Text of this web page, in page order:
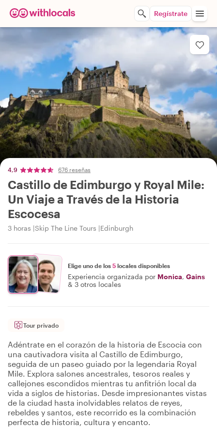
Regístrate
4,9 676 reseñas
Castillo de Edimburgo y Royal Mile:
Un Viaje a Través de la Historia
Escocesa
3 horas Skip The Line Tours Edinburgh
Elige uno de los 5 locales disponibles
Experiencia organizada por Monica, Gains
& 3 otros locales
Tour privado
Adéntrate en el corazón de la historia de Escocia con
una cautivadora visita al Castillo de Edimburgo,
seguida de un paseo guiado por la legendaria Royal
Mile. Explora salones ancestrales, tesoros reales y
callejones escondidos mientras tu anfitrión local da
vida a siglos de historias. Desde impresionantes vistas
de la ciudad hasta inolvidables relatos de reyes,
rebeldes y santos, este recorrido es la combinación
perfecta de historia, cultura y encanto.